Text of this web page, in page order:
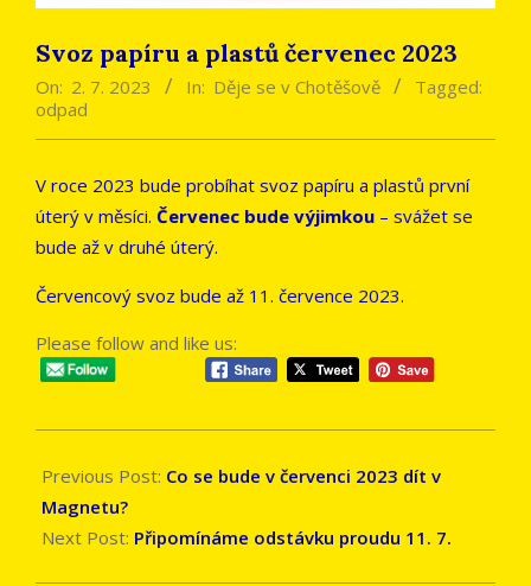
Svoz papíru a plastů červenec 2023
On: 2. 7. 2023 In: Děje se v Chotěšově
Tagged:
odpad
V roce 2023 bude probíhat svoz papíru a plastů první
úterý v měsíci. Červenec bude výjimkou – svážet se
bude až v druhé úterý.
Červencový svoz bude až 11. července 2023.
Please follow and like us:
07-
02
Previous Post: Co se bude v červenci 2023 dít v
Magnetu?
Next Post: Připomínáme odstávku proudu 11. 7.